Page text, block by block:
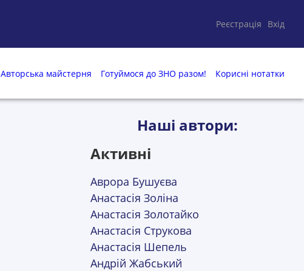
Реєстрація Вхід
Авторська майстерня Готуймося до ЗНО разом! Корисні нотатки
Наші автори:
Активні
Аврора Бушуєва
Анастасія Золіна
Анастасія Золотайко
Анастасія Струкова
Анастасія Шепель
Андрій Жабський